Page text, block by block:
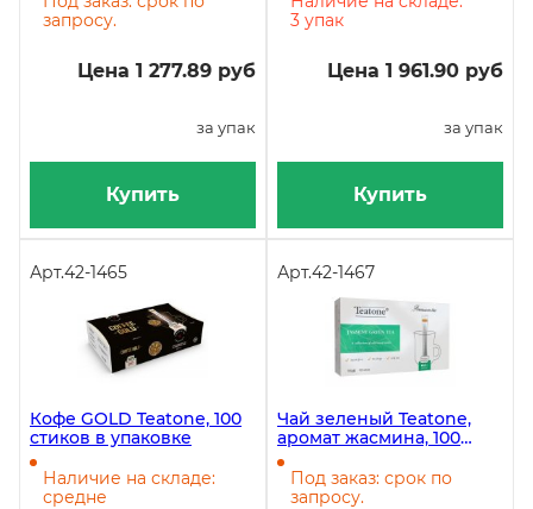
запросу.
Цена 1 277.89 руб
за упак
Купить
3 упак
Цена 1 961.90 руб
за упак
Купить
Арт.42-1465
Кофе GOLD Teatone, 100
стиков в упаковке
Наличие на складе:
средне
Арт.42-1467
Чай зеленый Teatone,
аромат жасмина, 100
стиков
Под заказ: срок по
запросу.